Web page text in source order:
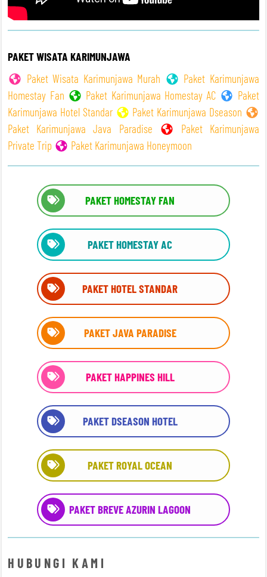
PAKET WISATA KARIMUNJAWA
Paket Wisata Karimunjawa Murah
Paket Karimunjawa
Homestay Fan
Paket Karimunjawa Homestay AC
Paket
Karimunjawa Hotel Standar
Paket Karimunjawa Dseason
Paket Karimunjawa Java Paradise
Paket Karimunjawa
Private Trip
Paket Karimunjawa Honeymoon
PAKET HOMESTAY FAN
PAKET HOMESTAY AC
PAKET HOTEL STANDAR
PAKET JAVA PARADISE
PAKET HAPPINES HILL
PAKET DSEASON HOTEL
PAKET ROYAL OCEAN
PAKET BREVE AZURIN LAGOON
HUBUNGI KAMI